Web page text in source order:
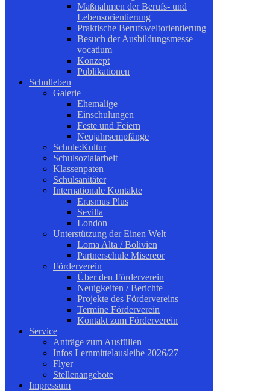
Maßnahmen der Berufs- und
Lebensorientierung
Praktische Berufsweltorientierung
Besuch der Ausbildungsmesse
vocatium
Konzept
Publikationen
Schulleben
Galerie
Ehemalige
Einschulungen
Feste und Feiern
Neujahrsempfänge
Schule:Kultur
Schulsozialarbeit
Klassenpaten
Schulsanitäter
Internationale Kontakte
Erasmus Plus
Sevilla
London
Unterstützung der Einen Welt
Loma Alta / Bolivien
Partnerschule Misereor
Förderverein
Über den Förderverein
Neuigkeiten / Berichte
Projekte des Fördervereins
Termine Förderverein
Kontakt zum Förderverein
Service
Anträge zum Ausfüllen
Infos Lernmittelausleihe 2026/27
Flyer
Stellenangebote
Impressum